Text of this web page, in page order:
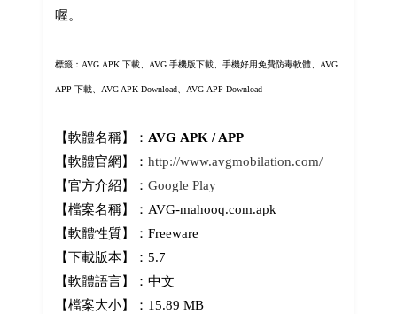
喔。
標籤：AVG APK 下載、AVG 手機版下載、手機好用免費防毒軟體、AVG
APP 下載、AVG APK Download、AVG APP Download
【軟體名稱】： AVGAPK / APP
【軟體官網】： http://www.avgmobilation.com/
【官方介紹】： Google Play
【檔案名稱】：AVG-mahooq.com.apk
【軟體性質】：Freeware
【下載版本】：5.7
【軟體語言】：中文
【檔案大小】：15.89 MB